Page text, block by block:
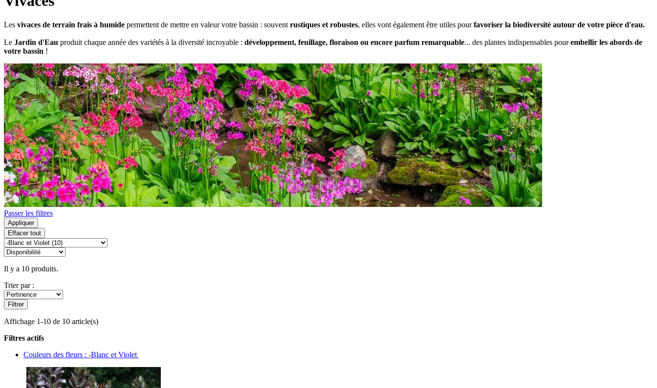
Les vivaces de terrain frais à humide permettent de mettre en valeur votre bassin : souvent rustiques et robustes, elles vont également être utiles pourfavoriser la biodiversité autour de votre pièce d'eau.
Le Jardin d'Eau produit chaque année des variétés à la diversité incroyable : développement, feuillage, floraison ou encore parfum remarquable... des plantes indispensables pourembellir les abords de
votre bassin !
Passer les filtres
Appliquer
Effacer tout
Il y a 10 produits.
Trier par :
Filtrer
Affichage 1-10 de 10 article(s)
Filtres actifs
Couleurs des fleurs : -Blanc et Violet